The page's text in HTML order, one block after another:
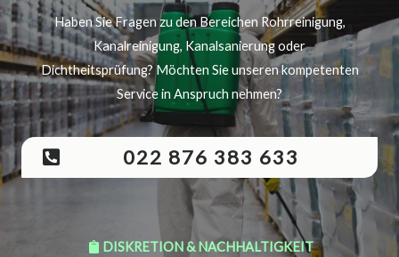
Haben Sie Fragen zu den Bereichen Rohrreinigung,
Kanalreinigung, Kanalsanierung oder
Dichtheitsprüfung? Möchten Sie unseren kompetenten
Service in Anspruch nehmen?
022 876 383 633
DISKRETION & NACHHALTIGKEIT